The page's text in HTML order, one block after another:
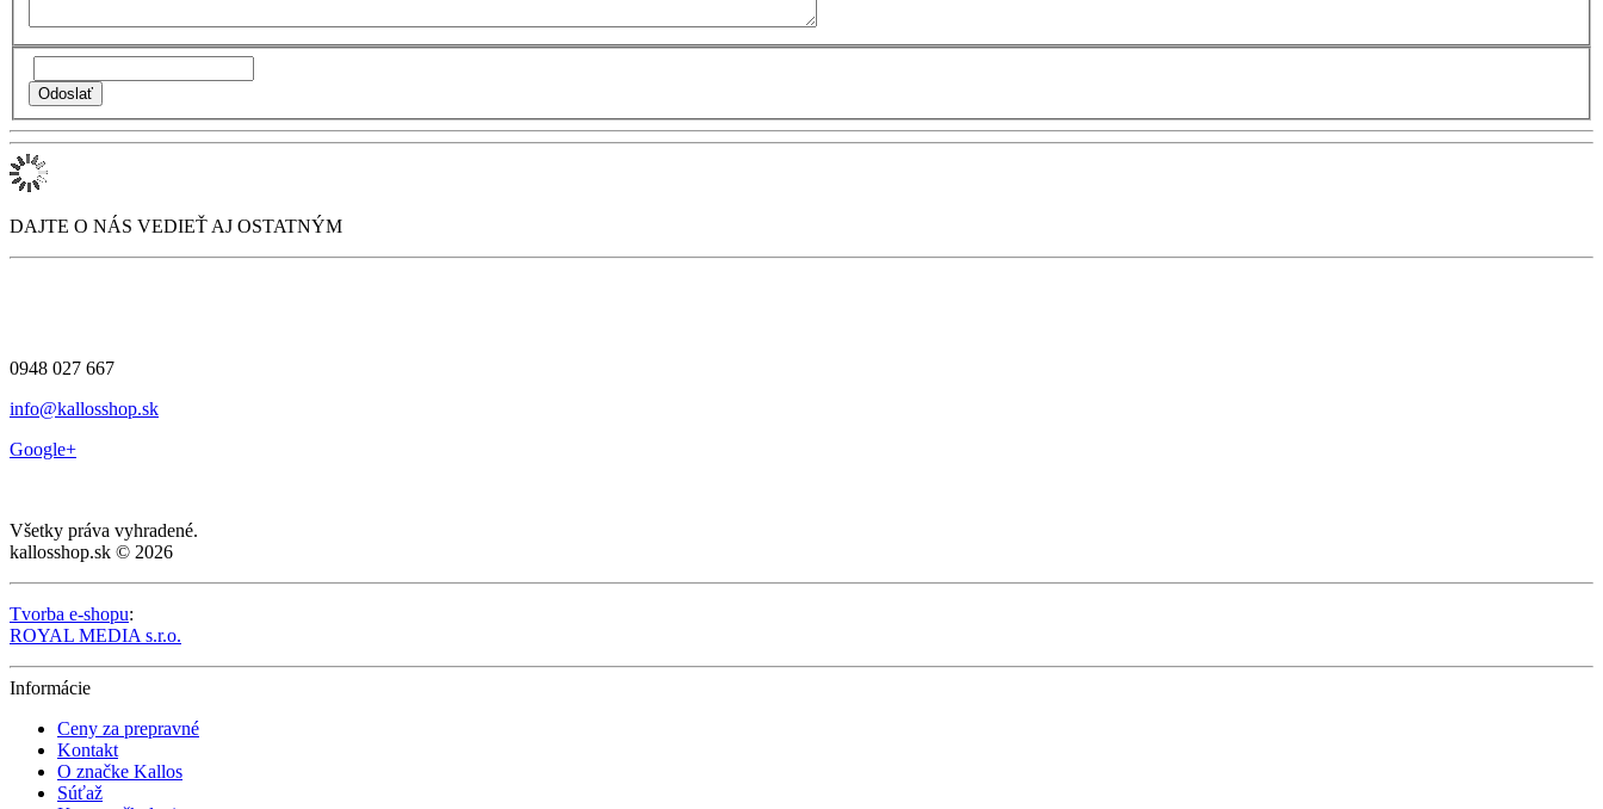
DAJTE O NÁS VEDIEŤ AJ OSTATNÝM
0948 027 667
info@kallosshop.sk
Google+
Všetky práva vyhradené.
kallosshop.sk © 2026
Tvorba e-shopu:
ROYAL MEDIA s.r.o.
Informácie
Ceny za prepravné
Kontakt
O značke Kallos
Súťaž